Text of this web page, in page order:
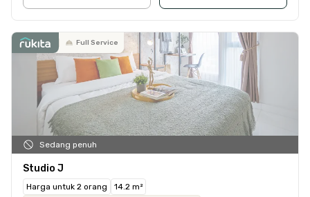
Full Service
Sedang penuh
Studio J
Harga untuk 2 orang
14.2 m²